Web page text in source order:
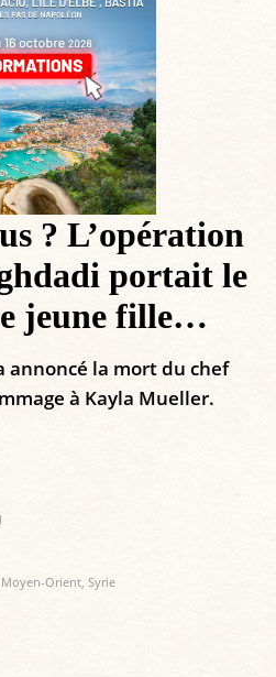
? L’opération
portait le
jeune fille…
annoncé la mort du chef
à Kayla Mueller.
Moyen-Orient, Syrie